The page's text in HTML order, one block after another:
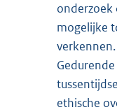
onderzoek
mogelijke
ethische